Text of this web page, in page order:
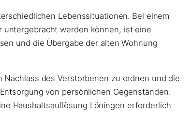
Lebenssituationen. Bei einem
untergebracht werden können, ist eine
und die Übergabe der alten Wohnung
des Verstorbenen zu ordnen und die
von persönlichen Gegenständen.
Haushaltsauflösung Löningen erforderlich